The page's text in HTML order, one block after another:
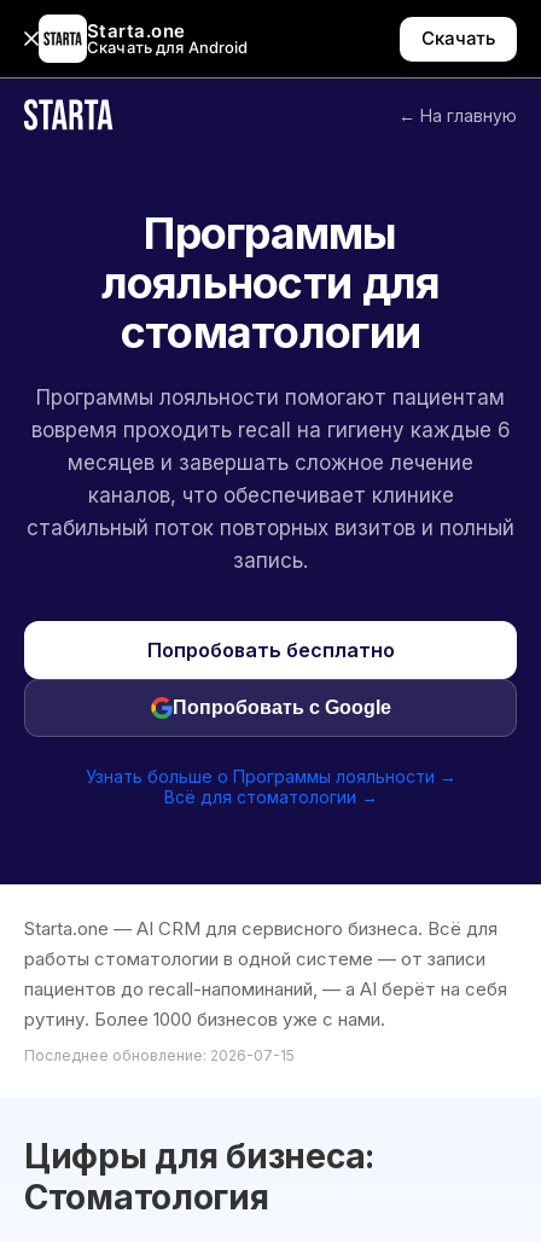
Starta.one
Скачать для Android Скачать
← На главную
Программы
лояльности для
стоматологии
Программы лояльности помогают пациентам
вовремя проходить recall на гигиену каждые 6
месяцев и завершать сложное лечение
каналов, что обеспечивает клинике
стабильный поток повторных визитов и полный
запись.
Попробовать бесплатно
Попробовать с Google
Узнать больше о Программы лояльности →
Всё для стоматологии →
Starta.one — AI CRM для сервисного бизнеса. Всё для
работы стоматологии в одной системе — от записи
пациентов до recall-напоминаний, — а AI берёт на себя
рутину. Более 1000 бизнесов уже с нами.
Последнее обновление: 2026-07-15
Цифры для бизнеса:
Стоматология